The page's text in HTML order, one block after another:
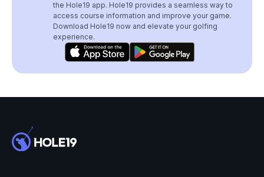
the Hole19 app. Hole19 provides a seamless way to
access course information and improve your game.
Download Hole19 now and elevate your golfing
experience.